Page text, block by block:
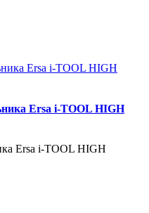
Ersa i-TOOL HIGH
Ersa i-TOOL HIGH